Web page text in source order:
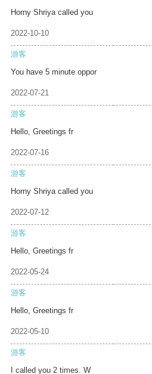
Horny Shriya called you
2022-10-10
游客
You have 5 minute oppor
2022-07-21
游客
Hello, Greetings fr
2022-07-16
游客
Horny Shriya called you
2022-07-12
游客
Hello, Greetings fr
2022-05-24
游客
Hello, Greetings fr
2022-05-10
游客
I called you 2 times. W